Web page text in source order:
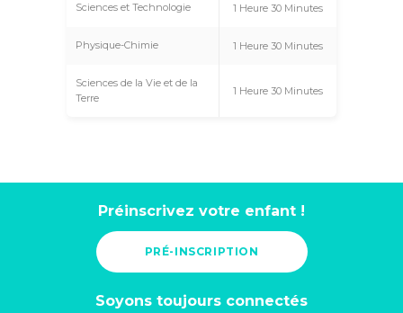
Sciences et Technologie 1 Heure 30 Minutes
Physique-Chimie 1 Heure 30 Minutes
Sciences de la Vie et de la
Terre
1 Heure 30 Minutes
Préinscrivez votre enfant !
PRÉ-INSCRIPTION
Soyons toujours connectés